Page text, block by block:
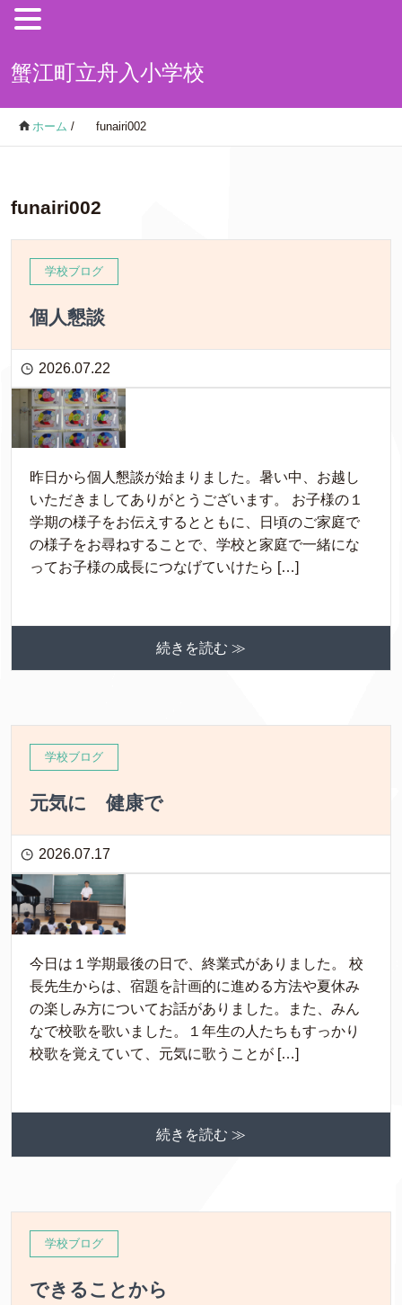
蟹江町立舟入小学校
ホーム / funairi002
funairi002
学校ブログ
個人懇談
2026.07.22
昨日から個人懇談が始まりました。暑い中、お越し
いただきましてありがとうございます。 お子様の１
学期の様子をお伝えするとともに、日頃のご家庭で
の様子をお尋ねすることで、学校と家庭で一緒にな
ってお子様の成長につなげていけたら […]
続きを読む ≫
学校ブログ
元気に 健康で
2026.07.17
今日は１学期最後の日で、終業式がありました。 校
長先生からは、宿題を計画的に進める方法や夏休み
の楽しみ方についてお話がありました。また、みん
なで校歌を歌いました。１年生の人たちもすっかり
校歌を覚えていて、元気に歌うことが […]
続きを読む ≫
学校ブログ
できることから